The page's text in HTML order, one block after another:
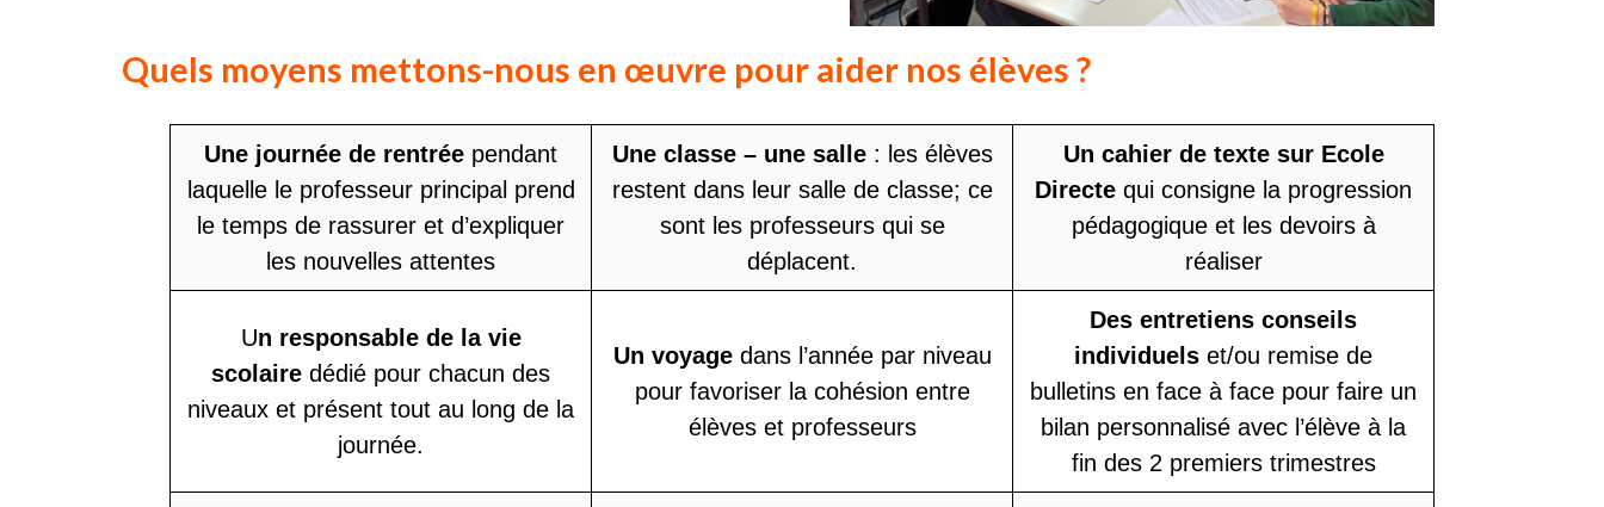
Quels moyens mettons-nous en œuvre pour aider nos élèves ?
Une journée de rentrée pendant
laquelle le professeur principal prend
le temps de rassurer et d’expliquer
les nouvelles attentes
Une classe – une salle: les élèves
restent dans leur salle de classe; ce
sont les professeurs qui se
déplacent.
Un cahier de texte sur Ecole
Directe qui consigne la progression
pédagogique et les devoirs à
réaliser
Un responsable de la vie
scolaire dédié pour chacun des
niveaux et présent tout au long de la
journée.
Un voyagedans l’année par niveau
pour favoriser la cohésion entre
élèves et professeurs
Des entretiens conseils
individuels et/ou remise de
bulletins en face à face pour faire un
bilan personnalisé avec l’élève à la
fin des 2 premiers trimestres